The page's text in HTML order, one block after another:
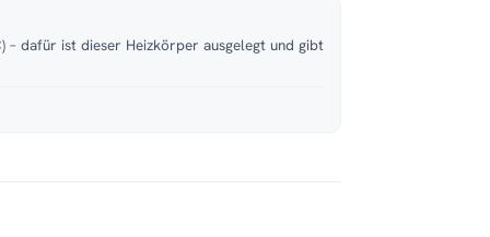
dafür ist dieser Heizkörper ausgelegt und gibt